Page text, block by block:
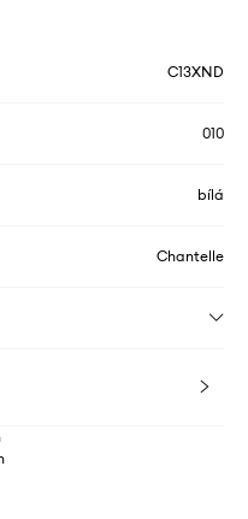
C13XND
010
bílá
Chantelle